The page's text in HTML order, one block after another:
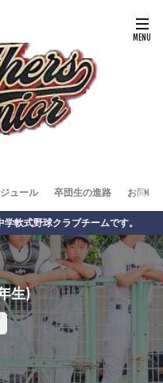
ュール 卒団生の進路 お問い
クラブチームです。
生)